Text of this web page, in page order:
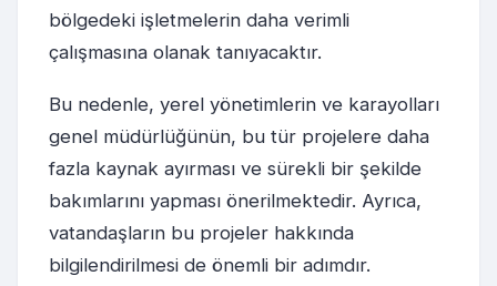
bölgedeki işletmelerin daha verimli
çalışmasına olanak tanıyacaktır.
Bu nedenle, yerel yönetimlerin ve karayolları
genel müdürlüğünün, bu tür projelere daha
fazla kaynak ayırması ve sürekli bir şekilde
bakımlarını yapması önerilmektedir. Ayrıca,
vatandaşların bu projeler hakkında
bilgilendirilmesi de önemli bir adımdır.